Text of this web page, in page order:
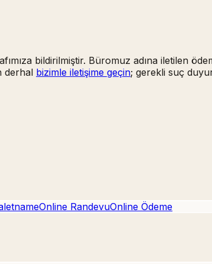
bildirilmiştir. Büromuz adına iletilen
derhal bizimle iletişime geçin; gerekli suç
Online RandevuOnline Ödeme